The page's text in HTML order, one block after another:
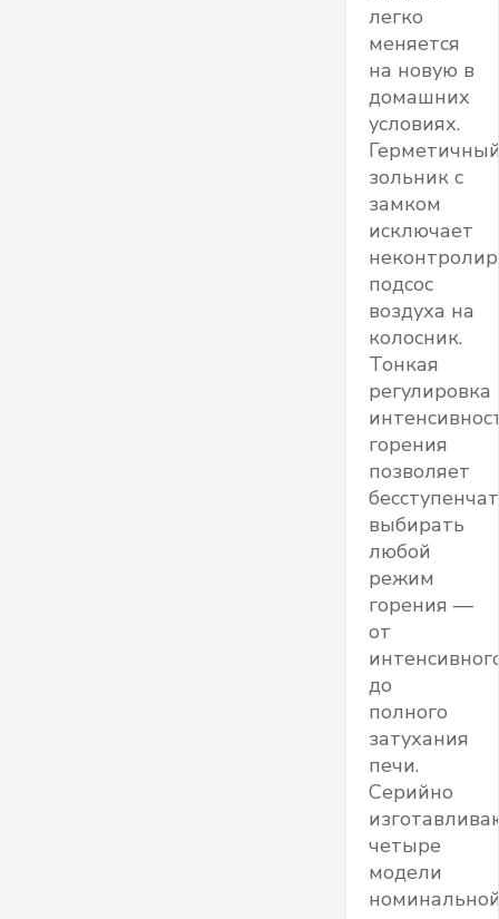
легко
меняется
на новую в
домашних
условиях.
зольник с
замком
исключает
подсос
воздуха на
колосник.
Тонкая
регулировка
горения
позволяет
выбирать
любой
режим
горения —
от
до
полного
затухания
печи.
Серийно
четыре
модели